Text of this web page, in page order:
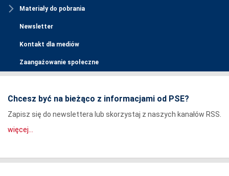
Materiały do pobrania
Newsletter
Kontakt dla mediów
Zaangażowanie społeczne
Chcesz być na bieżąco z informacjami od PSE?
Zapisz się do newslettera lub skorzystaj z naszych kanałów RSS.
więcej...